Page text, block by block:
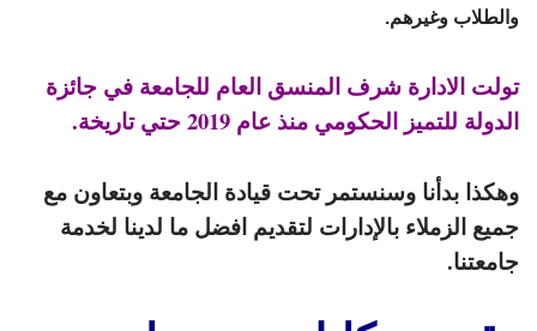
والطلاب وغيرهم.
تولت الادارة شرف المنسق العام للجامعة في جائزة
الدولة للتميز الحكومي منذ عام 2019 حتي تاريخة.
وهكذا بدأنا وسنستمر تحت قيادة الجامعة وبتعاون مع
جميع الزملاء بالإدارات لتقديم افضل ما لدينا لخدمة
جامعتنا.